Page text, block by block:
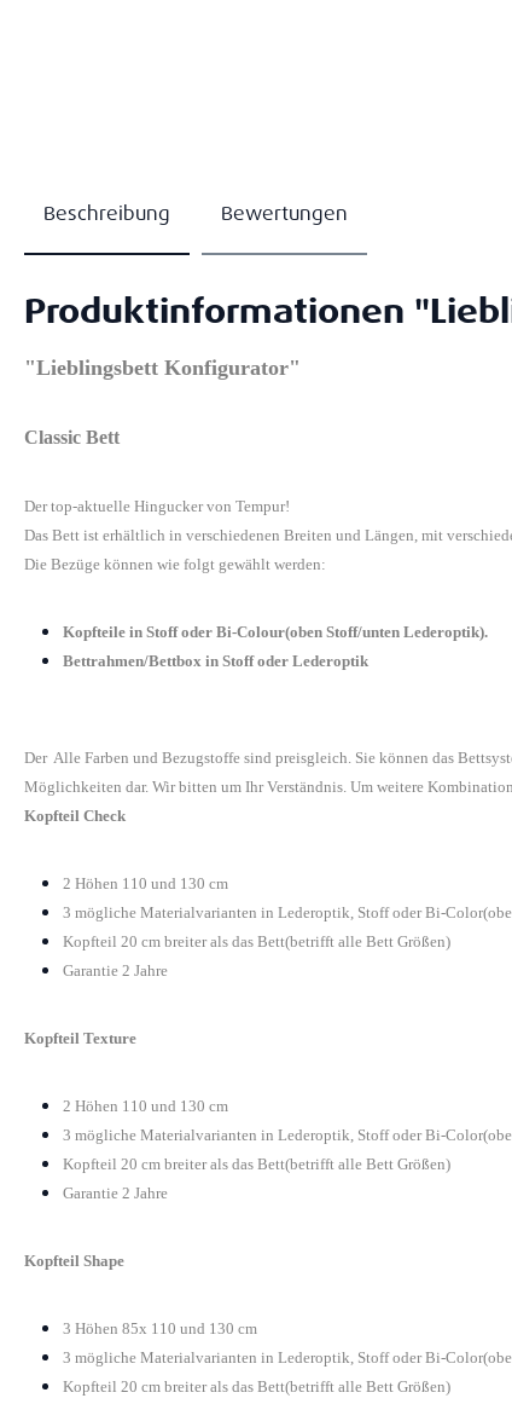
Beschreibung Bewertungen
Produktinformationen
"Lieblingsbett Konfigurator"
Classic Bett
Der top-aktuelle Hingucker von Tempur!
Das Bett ist erhältlich in verschiedenen Breiten und Längen, mit
Die Bezüge können wie folgt gewählt werden:
Kopfteile in Stoff oder Bi-Colour(oben Stoff/unten Lederoptik).
Bettrahmen/Bettbox in Stoff oder Lederoptik
Der Alle Farben und Bezugstoffe sind preisgleich. Sie können das
Möglichkeiten dar. Wir bitten um Ihr Verständnis. Um weitere
Kopfteil Check
2 Höhen 110 und 130 cm
3 mögliche Materialvarianten in Lederoptik, Stoff oder Bi-
Kopfteil 20 cm breiter als das Bett(betrifft alle Bett Größen)
Garantie 2 Jahre
Kopfteil Texture
2 Höhen 110 und 130 cm
3 mögliche Materialvarianten in Lederoptik, Stoff oder Bi-
Kopfteil 20 cm breiter als das Bett(betrifft alle Bett Größen)
Garantie 2 Jahre
Kopfteil Shape
3 Höhen 85x 110 und 130 cm
3 mögliche Materialvarianten in Lederoptik, Stoff oder Bi-
Kopfteil 20 cm breiter als das Bett(betrifft alle Bett Größen)